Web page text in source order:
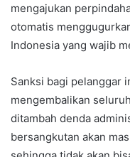
mengajukan
otomatis
Indonesia yang wajib
Sanksi bagi pelanggar
mengembalikan
ditambah denda
bersangkutan akan